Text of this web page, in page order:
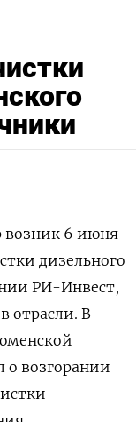
6 июня
дизельного
РИ-Инвест,
отрасли. В
о возгорании